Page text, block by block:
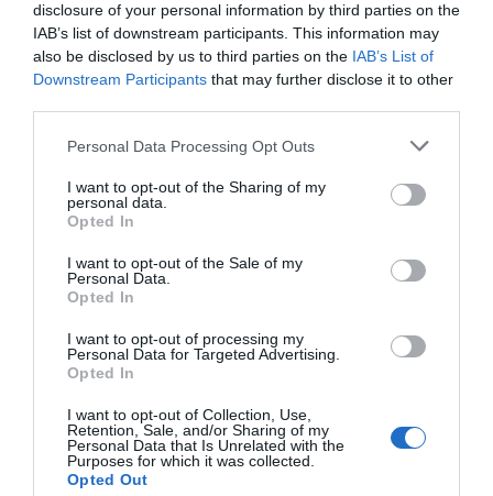
disclosure of your personal information by third parties on the
IAB’s list of downstream participants. This information may
also be disclosed by us to third parties on the IAB’s List of
Downstream Participants that may further disclose it to other
Personal Data Processing Opt Outs
I want to opt-out of the Sharing of my
personal data.
Opted In
I want to opt-out of the Sale of my
Personal Data.
Opted In
I want to opt-out of processing my
Personal Data for Targeted Advertising.
Opted In
I want to opt-out of Collection, Use,
Retention, Sale, and/or Sharing of my
Personal Data that Is Unrelated with the
Purposes for which it was collected.
Opted Out
Servizi Inclusi nel prezzo
comuni
Cassaforte
Informazioni Turistiche
Noleggio Biciclette
Parcheggio Interno Coperto
Personale Multilingua
Portiere
Servizio Fax
Servizio Fotocopiatrice
Ristorante e Bar
Il Ristorante “Da Renzo", fiore all'occhiello dell'hotel, è conosciuto nell’alto
dal Sig. Renzo e dalla moglie Giuliana.
Confortevole e spazioso, è il luogo ideale per colazioni di lavoro, pranzi o
Il Bar nella Hall è aperto 24 ore su 24 per deliziosi aperitivi o coctail su
Descrizione Sala Riunioni/Sala
Meeting/Sala Congressi
La sala riunioni, situata al primo piano dell'albergo, offre servizi di
cancelleria ed è munita di TV color e connessione Wi-Fi a Internet.
Servizi a Pagamento
Escursioni
Lavaggio a secco
Lavanderia
Noleggio Apparecchiature per
Parcheggio Interno in box Privato
Percorsi in bicicletta
Piano Bar
Quotidiani
Ristorante
Ristorazione per gruppi
Sala Banchetti / Ricevimenti
Caratteristiche dell'hotel
Camere Insonorizzate
Camere Non Fumatori
Camere antiallergiche
Hotel Business
Senza Barriere Architettoniche
Vista Panoramica